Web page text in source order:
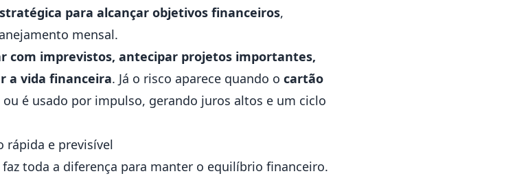
para alcançar objetivos financeiros,
mensal.
com imprevistos, antecipar projetos importantes,
a vida financeira. Já o risco aparece quando o cartão
ou é usado por impulso, gerando juros altos e um ciclo
rápida e previsível
toda a diferença para manter o equilíbrio financeiro.